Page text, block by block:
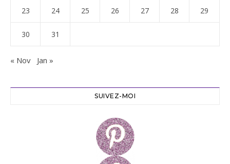
23 24 25 26 27 28 29
30 31
« Nov Jan »
SUIVEZ-MOI